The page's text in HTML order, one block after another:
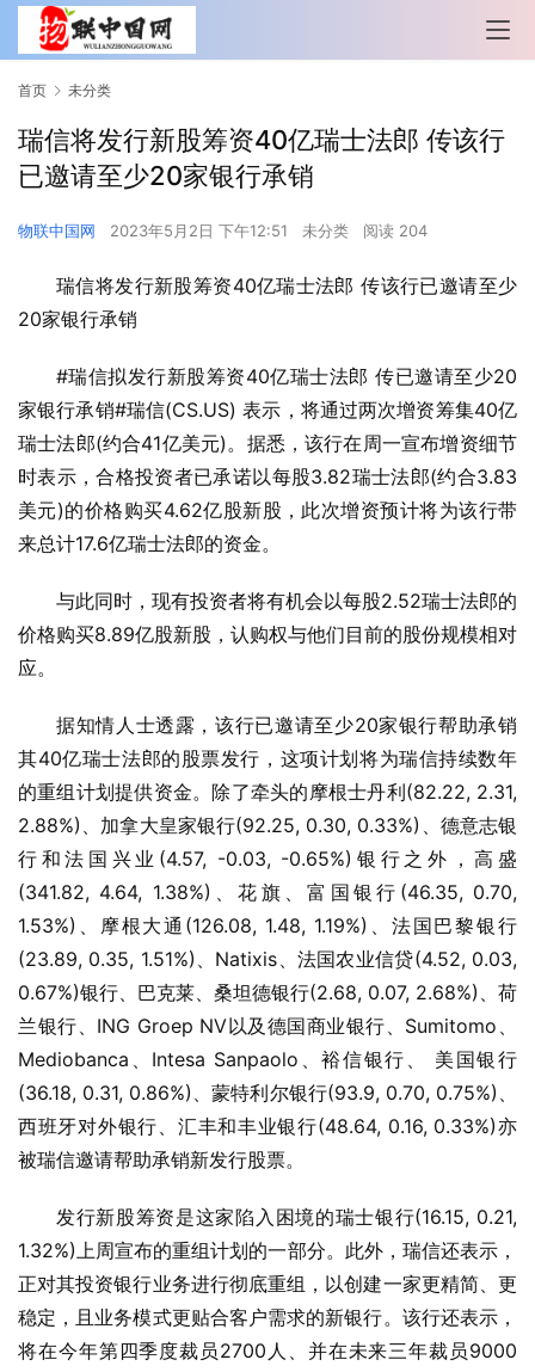
首页 未分类
瑞信将发行新股筹资40亿瑞士法郎 传该行
已邀请至少20家银行承销
物联中国网 2023年5月2日 下午12:51 未分类 阅读 204
瑞信将发行新股筹资40亿瑞士法郎 传该行已邀请至少
20家银行承销
#瑞信拟发行新股筹资40亿瑞士法郎 传已邀请至少20
家银行承销#瑞信(CS.US) 表示，将通过两次增资筹集40亿
瑞士法郎(约合41亿美元)。据悉，该行在周一宣布增资细节
时表示，合格投资者已承诺以每股3.82瑞士法郎(约合3.83
美元)的价格购买4.62亿股新股，此次增资预计将为该行带
来总计17.6亿瑞士法郎的资金。
与此同时，现有投资者将有机会以每股2.52瑞士法郎的
价格购买8.89亿股新股，认购权与他们目前的股份规模相对
应。
据知情人士透露，该行已邀请至少20家银行帮助承销
其40亿瑞士法郎的股票发行，这项计划将为瑞信持续数年
的重组计划提供资金。除了牵头的摩根士丹利(82.22, 2.31,
2.88%)、加拿大皇家银行(92.25, 0.30, 0.33%)、德意志银
行和法国兴业(4.57, -0.03, -0.65%)银行之外，高盛
(341.82, 4.64, 1.38%)、花旗、富国银行(46.35, 0.70,
1.53%)、摩根大通(126.08, 1.48, 1.19%)、法国巴黎银行
(23.89, 0.35, 1.51%)、Natixis、法国农业信贷(4.52, 0.03,
0.67%)银行、巴克莱、桑坦德银行(2.68, 0.07, 2.68%)、荷
兰银行、ING Groep NV以及德国商业银行、Sumitomo、
Mediobanca、Intesa Sanpaolo、裕信银行、 美国银行
(36.18, 0.31, 0.86%)、蒙特利尔银行(93.9, 0.70, 0.75%)、
西班牙对外银行、汇丰和丰业银行(48.64, 0.16, 0.33%)亦
被瑞信邀请帮助承销新发行股票。
发行新股筹资是这家陷入困境的瑞士银行(16.15, 0.21,
1.32%)上周宣布的重组计划的一部分。此外，瑞信还表示，
正对其投资银行业务进行彻底重组，以创建一家更精简、更
稳定，且业务模式更贴合客户需求的新银行。该行还表示，
将在今年第四季度裁员2700人、并在未来三年裁员9000